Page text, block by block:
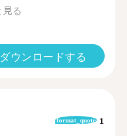
見る
ウンロードする
format_quote 1